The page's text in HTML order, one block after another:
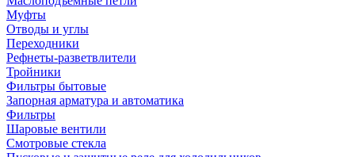
Муфты
Отводы и углы
Переходники
Рефнеты-разветвлители
Тройники
Фильтры бытовые
Запорная арматура и автоматика
Фильтры
Шаровые вентили
Смотровые стекла